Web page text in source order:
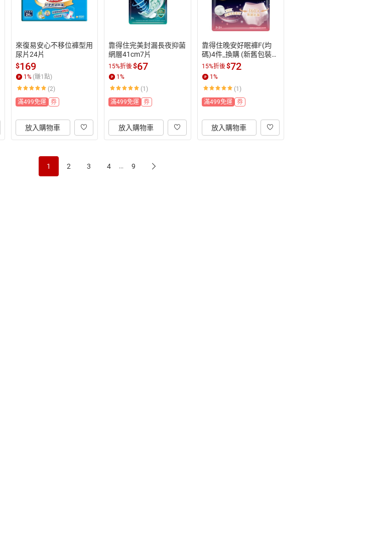
來復易安心不移位褲型用
尿片24片
$169
1 % (賺1 點)
(2)
滿499免運
券
放入購物車
靠得住完美封漏長夜抑菌
網層41cm7片
15%折後$67
1 %
(1)
滿499免運
券
放入購物車
靠得住晚安好眠褲F(均
碼)4件_換購 (新舊包裝隨
機出貨)
15%折後$72
1 %
(1)
滿499免運
券
放入購物車
1 2 3 4 ... 9